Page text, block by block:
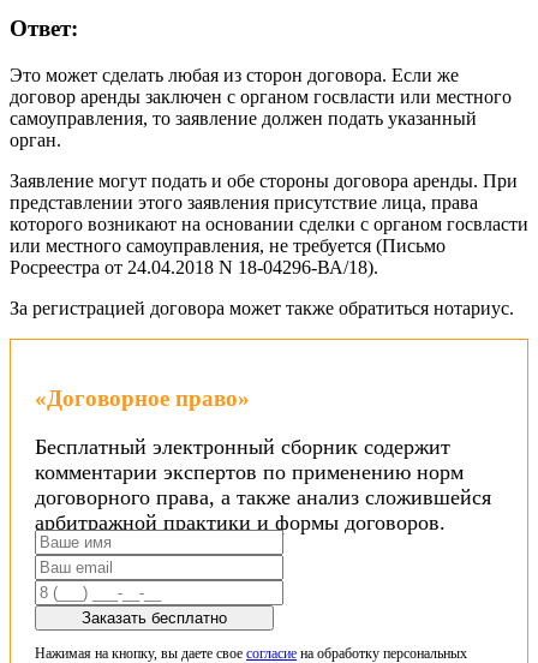
Ответ:
Это может сделать любая из сторон договора. Если же
договор аренды заключен с органом госвласти или местного
самоуправления, то заявление должен подать указанный
орган.
Заявление могут подать и обе стороны договора аренды. При
представлении этого заявления присутствие лица, права
которого возникают на основании сделки с органом госвласти
или местного самоуправления, не требуется (Письмо
Росреестра от 24.04.2018 N 18-04296-ВА/18).
За регистрацией договора может также обратиться нотариус.
«Договорное право»
Бесплатный электронный сборник содержит
комментарии экспертов по применению норм
договорного права, а также анализ сложившейся
арбитражной практики и формы договоров.
Заказать бесплатно
Нажимая на кнопку, вы даете свое согласие на обработку персональных